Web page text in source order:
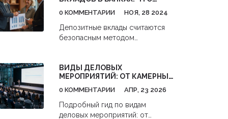
борьбе с отмыванием денег и
Статья расскажет, какие
документы потребуются, как
избежать трудностей. Узнайте,
подачи документов более
простым и быстрым.
ВЛОЖЕНИЕМ СРЕДСТВ
0 КОММЕНТАРИИ НОЯ, 28 2024
Депозитные вклады считаются
безопасным методом
могут повлиять на их доходность
и безопасность. В данной статье
рассматриваются основные
включая экономические условия,
ВИДЫ ДЕЛОВЫХ
МЕРОПРИЯТИЙ: ОТ КАМЕРНЫХ
ФОРУМОВ
0 КОММЕНТАРИИ АПР, 23 2026
Подробный гид по видам
деловых мероприятий: от